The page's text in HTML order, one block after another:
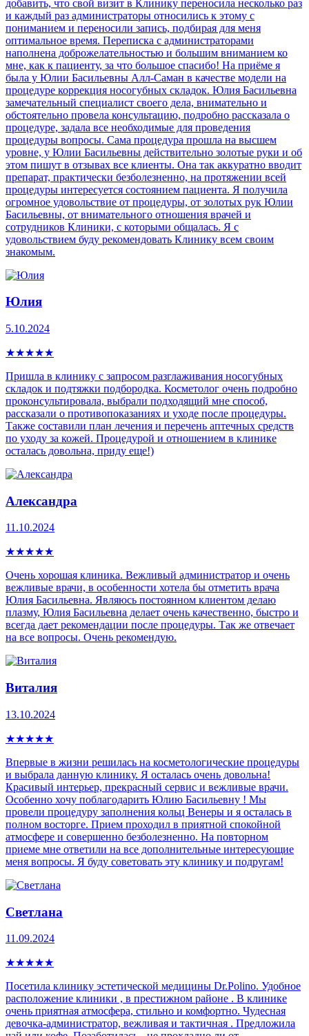
добавить, что свой визит в Клинику переносила несколько раз
и каждый раз администраторы относились к этому с
пониманием и переносили запись, подбирая для меня
оптимальное время. Переписка с администраторами
наполнена доброжелательностью и большим вниманием ко
мне, как к пациенту, за что большое спасибо! На приёме я
была у Юлии Басильевны Алл-Саман в качестве модели на
процедуре коррекция носогубных складок. Юлия Басильевна
замечательный специалист своего дела, внимательно и
обстоятельно провела консультацию, подробно рассказала о
процедуре, задала все необходимые для проведения
процедуры вопросы. Сама процедура прошла на высшем
уровне, у Юлии Басильевны действительно золотые руки и об
этом пишут в отзывах все клиенты. Она так аккуратно вводит
препарат, практически безболезненно, на протяжении всей
процедуры интересуется состоянием пациента. Я получила
огромное удовольствие от процедуры, от золотых рук Юлии
Басильевны, от внимательного отношения врачей и
сотрудников Клиники, с которыми общалась. Я с
удовольствием буду рекомендовать Клинику всем своим
знакомым.
Юлия
5.10.2024
★★★★★
Пришла в клинику с запросом разглаживания носогубных
складок и подтяжки подбородка. Косметолог очень подробно
проконсультировала, выбрали подходящий мне способ,
рассказали о противопоказаниях и уходе после процедуры.
Также составили план лечения и перечень аптечных средств
по уходу за кожей. Процедурой и отношением в клинике
осталась довольна, приду еще!)
Александра
11.10.2024
★★★★★
Очень хорошая клиника. Вежливый администратор и очень
вежливые врачи, в особенности хотела бы отметить врача
Юлия Басильевна. Являюсь постоянном клиентом делаю
плазму, Юлия Басильевна делает очень качественно, быстро и
всегда дает рекомендации после процедуры. Так же отвечает
на все вопросы. Очень рекомендую.
Виталия
13.10.2024
★★★★★
Впервые в жизни решилась на косметологические процедуры
и выбрала данную клинику. Я осталась очень довольна!
Красивый интерьер, прекрасный сервис и вежливые врачи.
Особенно хочу поблагодарить Юлию Басильевну ! Мы
провели процедуру заполнения кольц Венеры и я осталась в
полном восторге. Прием проходил в приятной спокойной
атмосфере и совершенно безболезненно. На повторном
приеме мне ответили на все дополнительные интересующие
меня вопросы. Я буду советовать эту клинику и подругам!
Светлана
11.09.2024
★★★★★
Посетила клинику эстетической медицины Dr.Polino. Удобное
расположение клиники , в престижном районе . В клинике
очень приятная атмосфера, стильно и комфортно. Чудесная
девочка-администратор, вежливая и тактичная . Предложила